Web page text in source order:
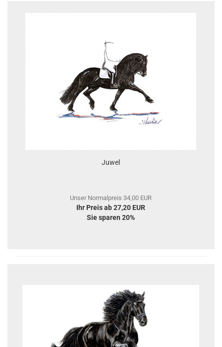
Juwel
Unser Normalpreis 34,00 EUR
Ihr Preis ab 27,20 EUR
Sie sparen 20%